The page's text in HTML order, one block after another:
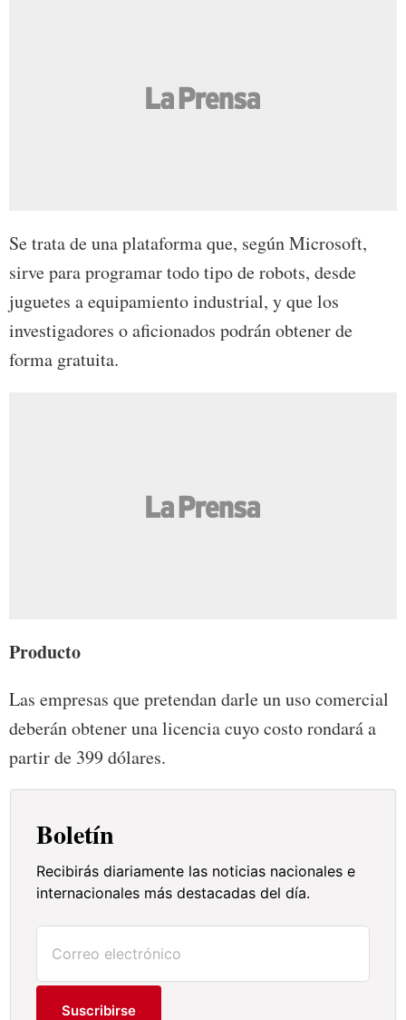
Se trata de una plataforma que, según Microsoft,
sirve para programar todo tipo de robots, desde
juguetes a equipamiento industrial, y que los
investigadores o aficionados podrán obtener de
forma gratuita.
Producto
Las empresas que pretendan darle un uso comercial
deberán obtener una licencia cuyo costo rondará a
partir de 399 dólares.
Boletín
Recibirás diariamente las noticias nacionales e
internacionales más destacadas del día.
Suscribirse